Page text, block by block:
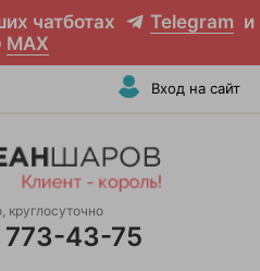
чатботах Telegram и
MAX
Вход на сайт
круглосуточно
773-43-75